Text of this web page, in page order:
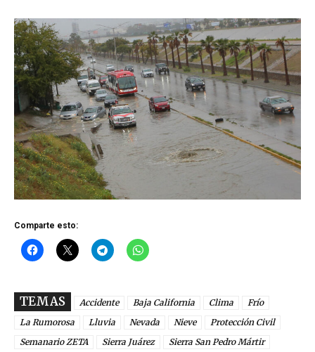
Comparte esto:
TEMAS Accidente Baja California Clima
Frío
La Rumorosa
Lluvia Nevada Nieve
Protección Civil
Semanario ZETA
Sierra Juárez
Sierra San Pedro Mártir